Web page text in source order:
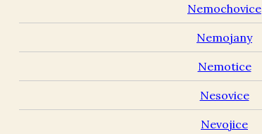
Nemochovice
Nemojany
Nemotice
Nesovice
Nevojice